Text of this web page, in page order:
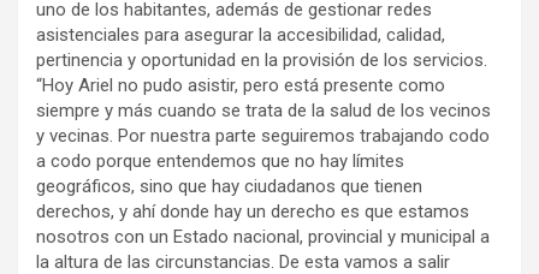
uno de los habitantes, además de gestionar redes
asistenciales para asegurar la accesibilidad, calidad,
pertinencia y oportunidad en la provisión de los servicios.
“Hoy Ariel no pudo asistir, pero está presente como
siempre y más cuando se trata de la salud de los vecinos
y vecinas. Por nuestra parte seguiremos trabajando codo
a codo porque entendemos que no hay límites
geográficos, sino que hay ciudadanos que tienen
derechos, y ahí donde hay un derecho es que estamos
nosotros con un Estado nacional, provincial y municipal a
la altura de las circunstancias. De esta vamos a salir